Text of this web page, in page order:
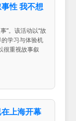
性 我不想
”。该活动以“故
的学习与体验机
很重视故事叙
上海开幕